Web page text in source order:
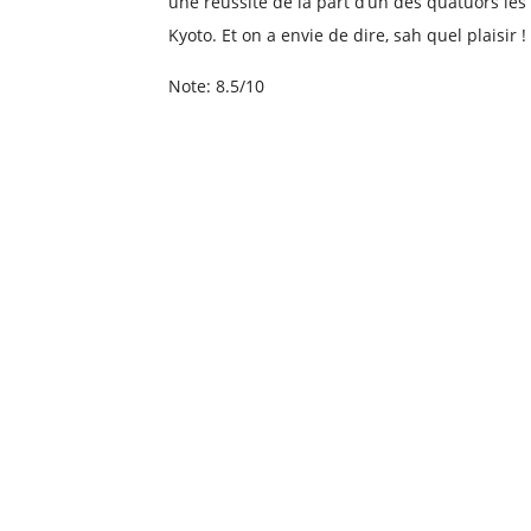
Kyoto. Et on a envie de dire, sah quel plaisir !
Note: 8.5/10